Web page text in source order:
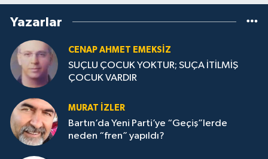
Yazarlar
CENAP AHMET EMEKSİZ
SUÇLU ÇOCUK YOKTUR; SUÇA İTİLMİŞ
ÇOCUK VARDIR
MURAT İZLER
Bartın’da Yeni Parti’ye “Geçiş”lerde
neden “fren” yapıldı?